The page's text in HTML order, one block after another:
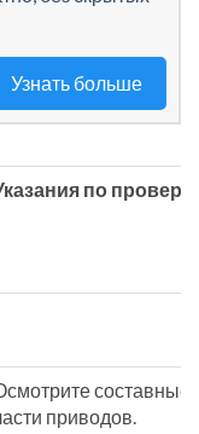
Узнать больше
по
составные
приводов.